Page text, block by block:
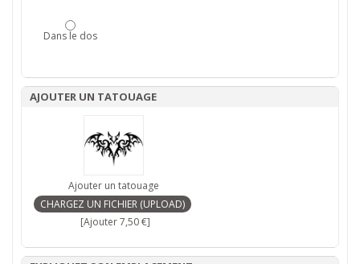
Dans le dos
AJOUTER UN TATOUAGE
Ajouter un tatouage
[Ajouter 7,50 €]